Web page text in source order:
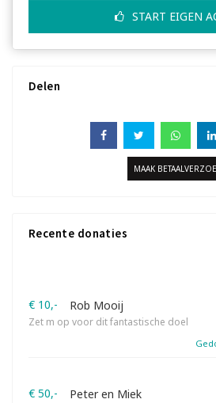
START EIGEN
Delen
MAAK
Recente donaties
€ 10,- Rob Mooij
Zet m op voor dit fantastische doel
€ 50,- Peter en Miek